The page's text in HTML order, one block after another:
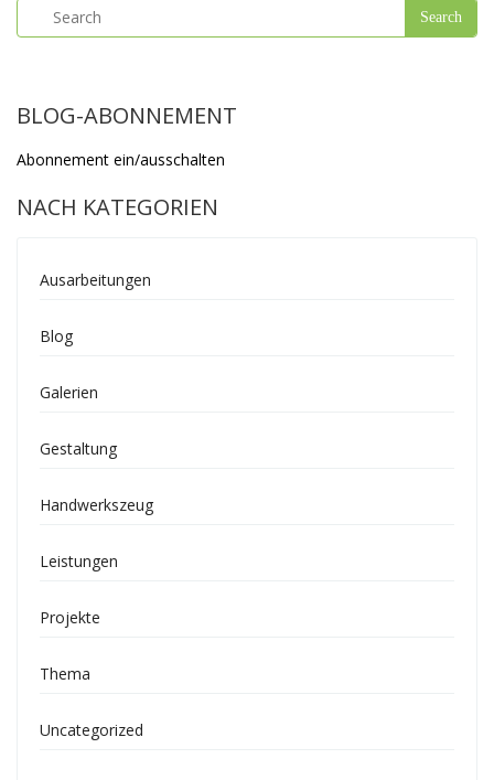
BLOG-ABONNEMENT
Abonnement ein/ausschalten
NACH KATEGORIEN
Ausarbeitungen
Blog
Galerien
Gestaltung
Handwerkszeug
Leistungen
Projekte
Thema
Uncategorized